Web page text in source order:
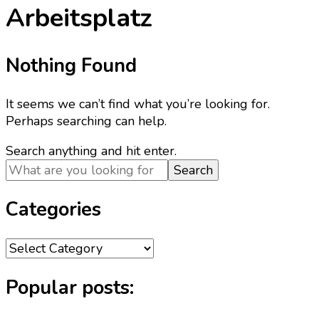
Arbeitsplatz
Nothing Found
It seems we can’t find what you’re looking for.
Perhaps searching can help.
Looking
for
Something?
Search anything and hit enter.
Categories
Categories
Popular posts: